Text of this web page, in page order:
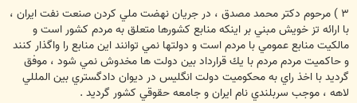
۳ ) مرحوم دكتر محمد مصدق ، در جريان نهضت ملي كردن صنعت نفت ايران ،
با ارائه تز خويش مبني بر اينكه منابع كشورها متعلق به مردم كشور است و
مالكيت منابع عمومي با مردم است و دولتها نمي توانند اين منابع را واگذار كنند
و حاكميت مردم مردم با يك قرارداد بين دولت ها مخدوش نمي شود ، موفق
گرديد با اخذ راي به محكوميت دولت انگليس در ديوان دادگستري بين المللي
لاهه ، موجب سربلندي نام ايران و جامعه حقوقي كشور گرديد .